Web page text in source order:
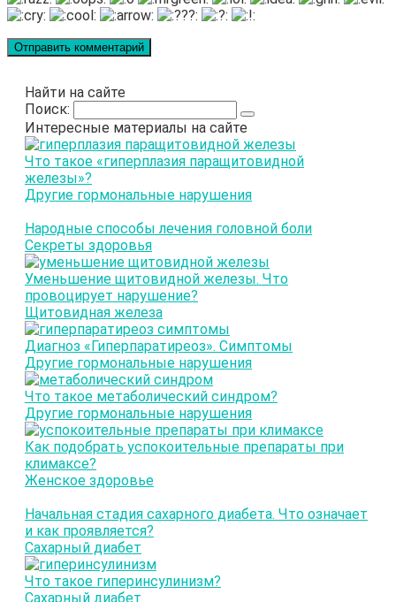
Найти на сайте
Поиск:
Интересные материалы на сайте
Что такое «гиперплазия паращитовидной
железы»?
Другие гормональные нарушения
Народные способы лечения головной боли
Секреты здоровья
Уменьшение щитовидной железы. Что
провоцирует нарушение?
Щитовидная железа
Диагноз «Гиперпаратиреоз». Симптомы
Другие гормональные нарушения
Что такое метаболический синдром?
Другие гормональные нарушения
Как подобрать успокоительные препараты при
климаксе?
Женское здоровье
Начальная стадия сахарного диабета. Что означает
и как проявляется?
Сахарный диабет
Что такое гиперинсулинизм?
Сахарный диабет